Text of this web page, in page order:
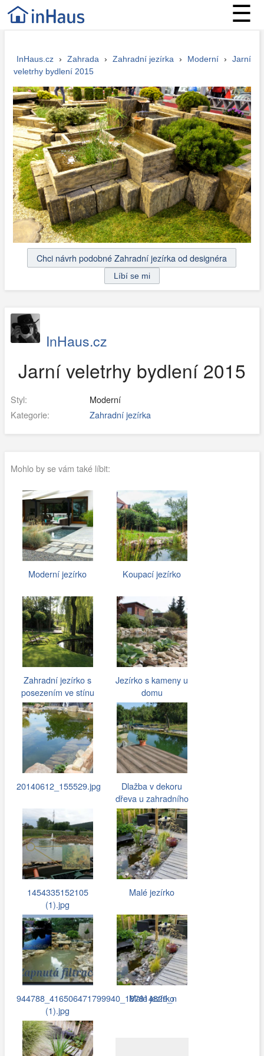
☰
InHaus.cz › Zahrada › Zahradní jezírka › Moderní ›
Jarní
veletrhy bydlení 2015
Chci návrh podobné Zahradní jezírka od designéra
InHaus.cz
Jarní veletrhy bydlení 2015
Styl:
Moderní
Kategorie:
Zahradní jezírka
Mohlo by se vám také líbit:
Moderní jezírko Koupací jezírko
Zahradní jezírko s
posezením ve stínu
Jezírko s kameny u
domu
20140612_155529.jpg
Dlažba v dekoru
dřeva u zahradního
jezírka
1454335152105
(1).jpg
Malé jezírko
944788_416506471799940_187814829_n
(1).jpg
Malé jezírko